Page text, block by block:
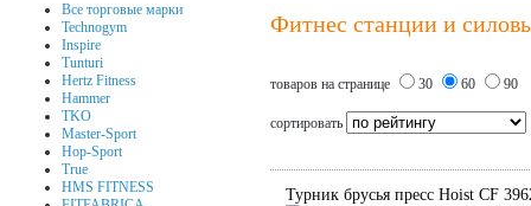
Все торговые марки
Technogym
Inspire
Tunturi
Hertz Fitness
Hammer
TKO
Master-Sport
Hop-Sport
True
HMS FITNESS
Фитнес станции и
товаров на странице 30 60 90
сортировать
Турник брусья пресс Hoist CF